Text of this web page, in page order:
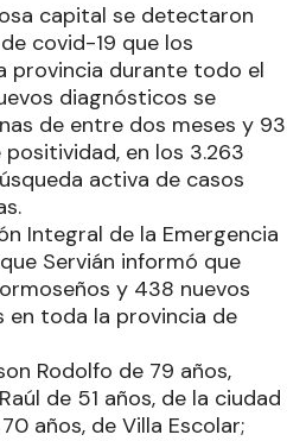
capital se detectaron
covid-19 que los
provincia durante todo el
diagnósticos se
de entre dos meses y 93
positividad, en los 3.263
activa de casos
Integral de la Emergencia
Servián informó que
y 438 nuevos
en toda la provincia de
Rodolfo de 79 años,
de 51 años, de la ciudad
años, de Villa Escolar;